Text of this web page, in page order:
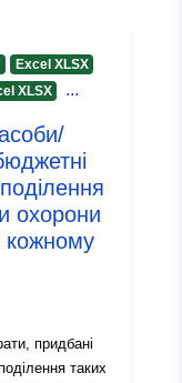
Excel XLSX
XLSX ...
охорони
кожному
придбані
таких